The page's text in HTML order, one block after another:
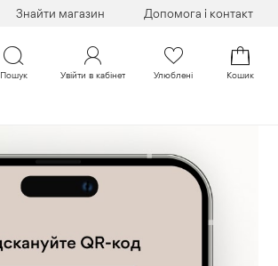
Знайти магазин Допомога і контакт
Пошук Увійти в кабінет Улюблені Кошик